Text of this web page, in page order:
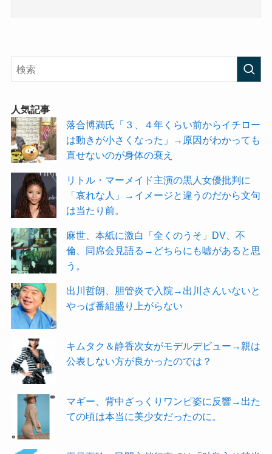
人気記事
落合博満氏「３、４年くらい前からイチロー
は動きが小さくなった」→原因がわかっても
直せないのが身体の衰え
リトル・マーメイド主演の黒人女優批判に
「哀れな人」→イメージと違うのだから文句
は当たり前。
麻世、本紙に激白「全くのうそ」DV、不
倫、同席会見語る→どちらにも嘘があると思
う。
出川哲朗、胆管炎で入院→出川さんいないと
やっぱ番組盛り上がらない
キムタク＆静香次女がモデルデビュー→親は
公表しない方が良かったのでは？
マギー、背中ざっくりワンピ姿に反響→出た
ての頃は本当に美少女だったのに。